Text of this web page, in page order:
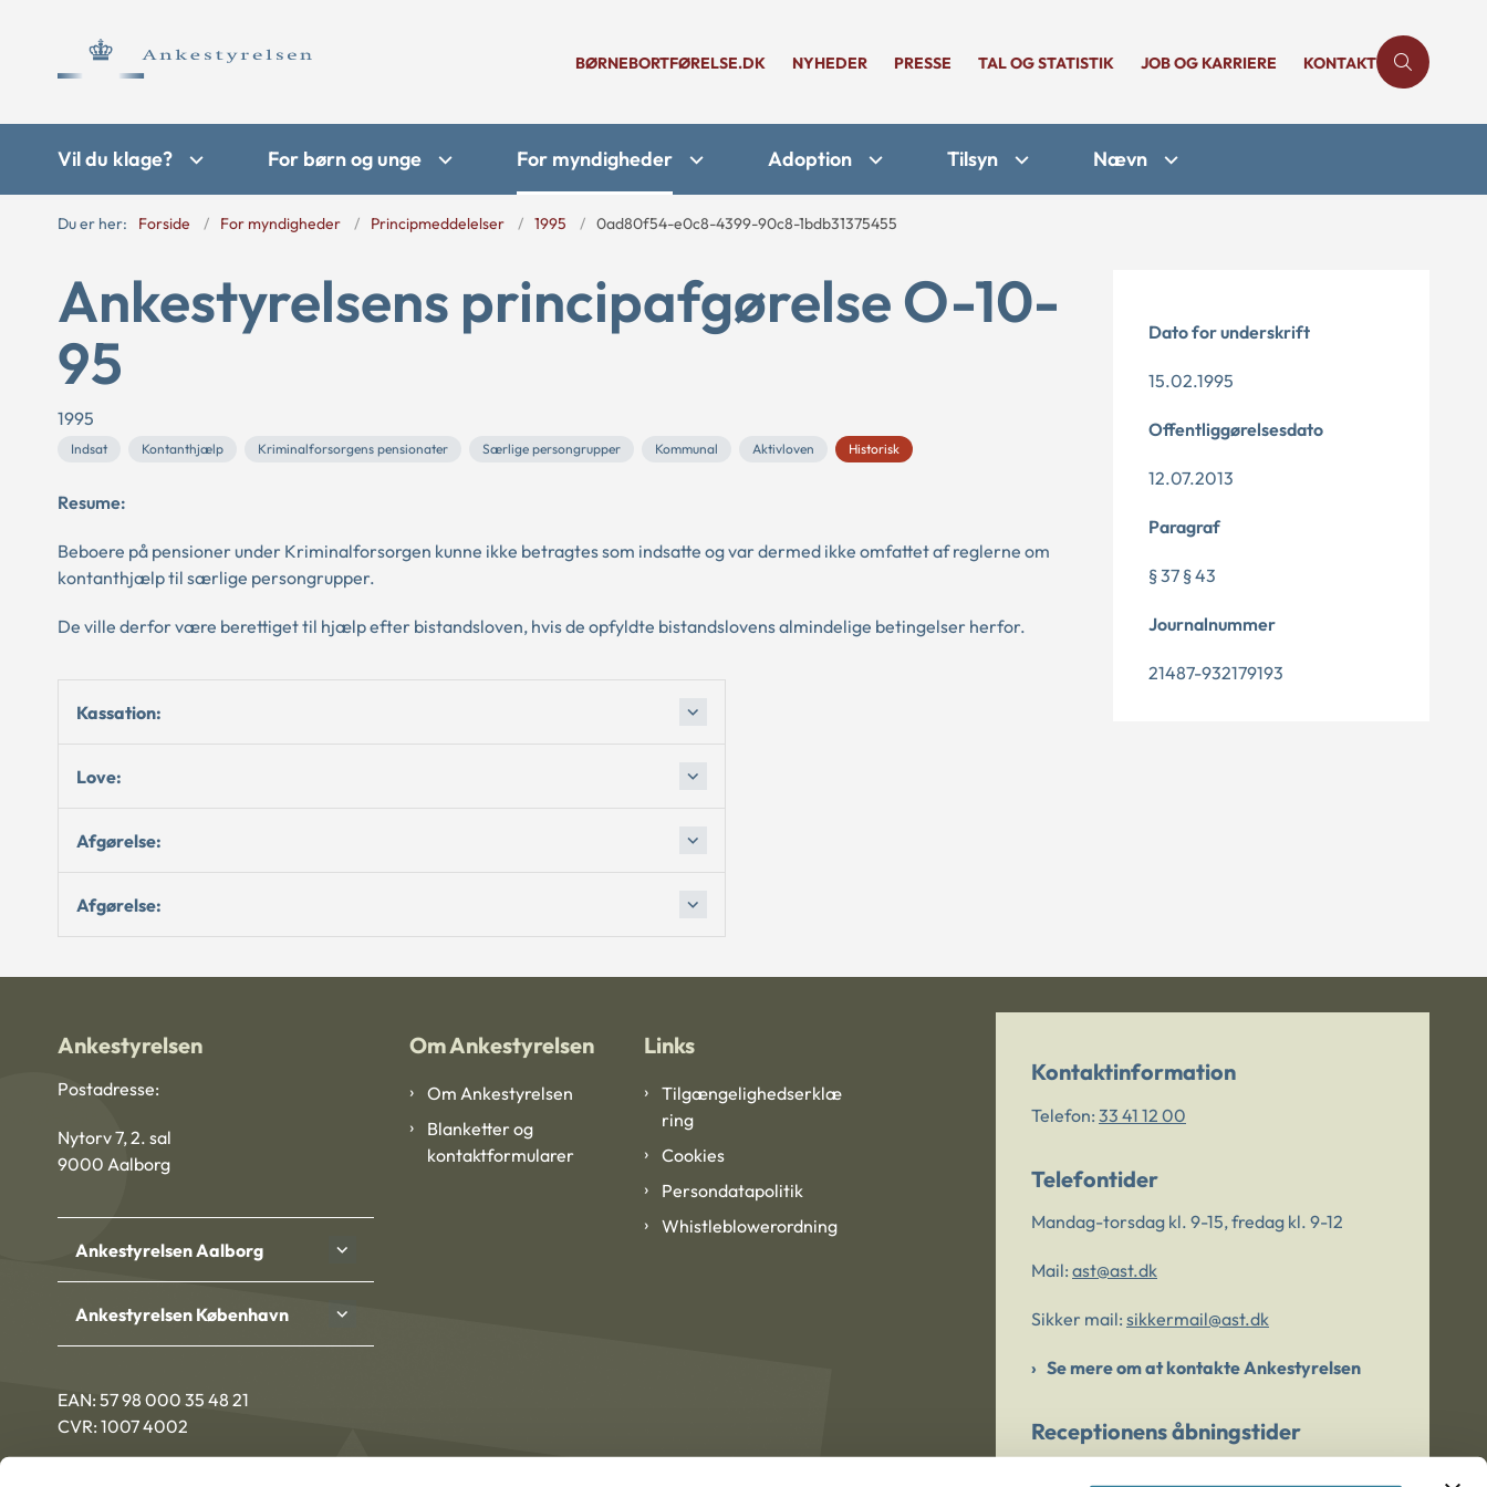
BØRNEBORTFØRELSE.DK NYHEDER PRESSE TAL OG STATISTIK JOB OG KARRIERE KONTAKT
Vil du klage? For børn og unge For myndigheder Adoption Tilsyn Nævn
Du er her: Forside For myndigheder Principmeddelelser 1995 0ad80f54-e0c8-4399-90c8-1bdb31375455
Ankestyrelsens principafgørelse O-10-
95
1995
Indsat Kontanthjælp Kriminalforsorgens pensionater Særlige persongrupper Kommunal Aktivloven Historisk
Resume:
Beboere på pensioner under Kriminalforsorgen kunne ikke betragtes som indsatte og var dermed ikke omfattet af reglerne om
kontanthjælp til særlige persongrupper.
De ville derfor være berettiget til hjælp efter bistandsloven, hvis de opfyldte bistandslovens almindelige betingelser herfor.
Kassation:
Love:
Afgørelse:
Afgørelse:
Dato for underskrift
15.02.1995
Offentliggørelsesdato
12.07.2013
Paragraf
§ 37 § 43
Journalnummer
21487-932179193
Ankestyrelsen
Postadresse:
Nytorv 7, 2. sal
9000 Aalborg
Ankestyrelsen Aalborg
Ankestyrelsen København
EAN: 57 98 000 35 48 21
CVR: 1007 4002
Om Ankestyrelsen
Om Ankestyrelsen
Blanketter og
kontaktformularer
Links
Tilgængelighedserklæ
ring
Cookies
Persondatapolitik
Whistleblowerordning
Kontaktinformation
Telefon: 33 41 12 00
Telefontider
Mandag-torsdag kl. 9-15, fredag kl. 9-12
Mail: ast@ast.dk
Sikker mail: sikkermail@ast.dk
Se mere om at kontakte Ankestyrelsen
Receptionens åbningstider